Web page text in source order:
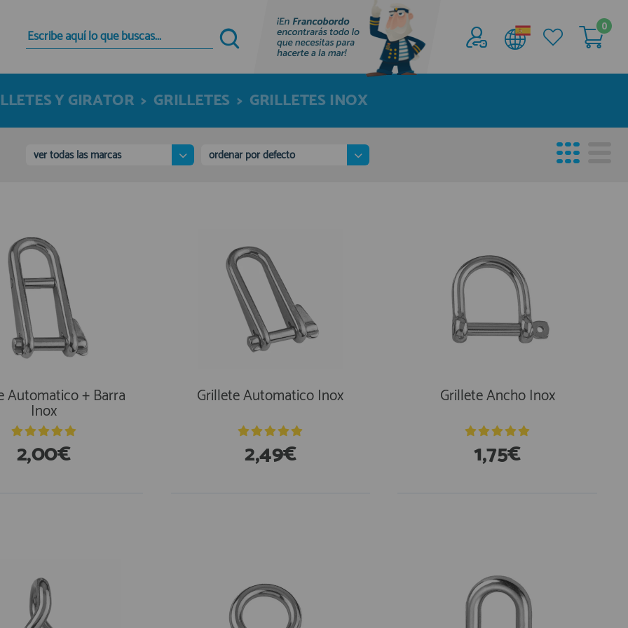
Quiero registrarme
Nuevo cliente
Al crear una cuenta en francobordo.com podrás
tienda virtual, revisar el estado de tus pedidos y
consultar tus operaciones anteriores.
Acceder al
Área profesionales
Regístrate y aprovecha los descuentos y
Únete ya a los mas de de 500 Profesionales de
la Náutica
0
Y GIRATOR > GRILLETES > GRILLETES INOX
ver todas las marcas ordenar por defecto
Automatico + Barra
Inox
2,00€
Grillete Automatico Inox
2,49€
Grillete Ancho Inox
1,75€